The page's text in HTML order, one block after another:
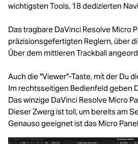
wichtigsten Tools, 18 dedizierten
Das tragbare DaVinci Resolve Micro
präzisionsgefertigten Reglern, über
Über dem mittleren Trackball
Auch die "Viewer"-Taste, mit der Du
Im rechtsseitigen Bedienfeld geben
Das winzige DaVinci Resolve Micro
Dieser Zwerg ist toll, um bereits am
Genauso geeignet ist das Micro